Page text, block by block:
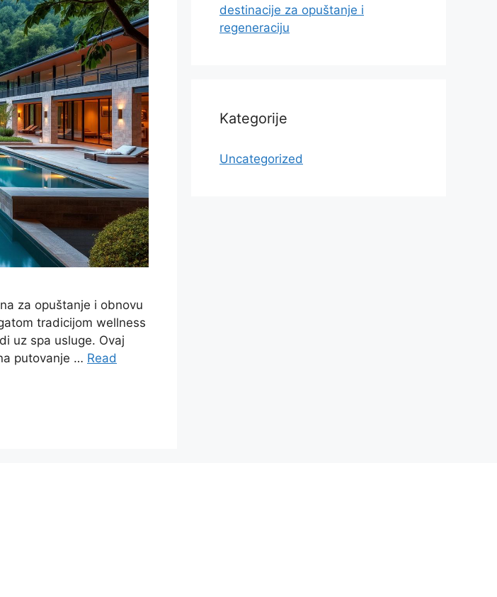
za opuštanje i obnovu
tradicijom wellness
uz spa usluge. Ovaj
putovanje … Read
destinacije za opuštanje i
regeneraciju
Kategorije
Uncategorized